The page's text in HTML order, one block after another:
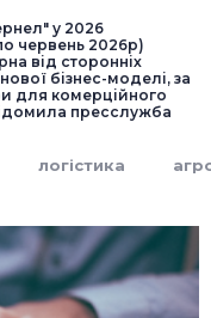
у 2026
червень 2026р)
від сторонніх
бізнес-моделі, за
для комерційного
пресслужба
логістика